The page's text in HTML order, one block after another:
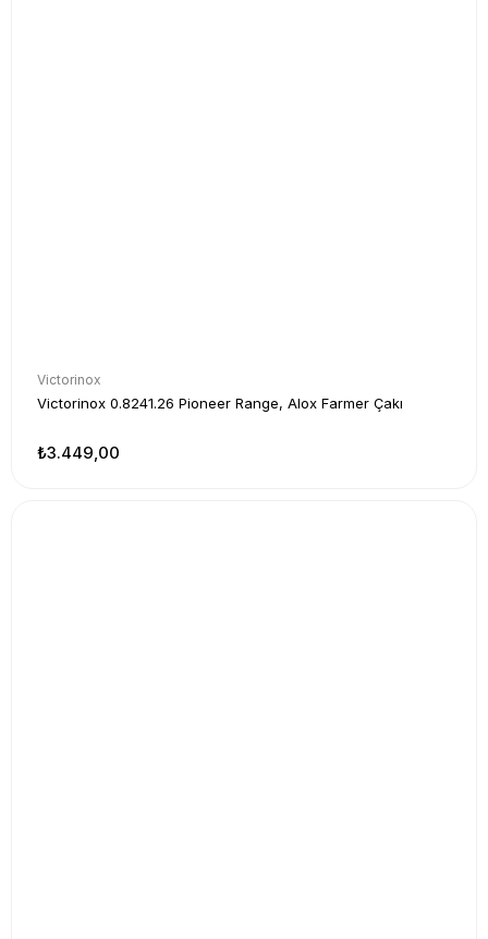
Victorinox
Victorinox 0.8241.26 Pioneer Range, Alox Farmer Çakı
₺3.449,00